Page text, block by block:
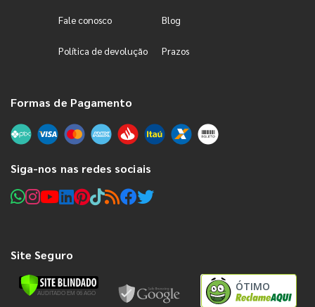
Fale conosco Blog
Política de devolução Prazos
Formas de Pagamento
Siga-nos nas redes sociais
Site Seguro
ÓTIMO